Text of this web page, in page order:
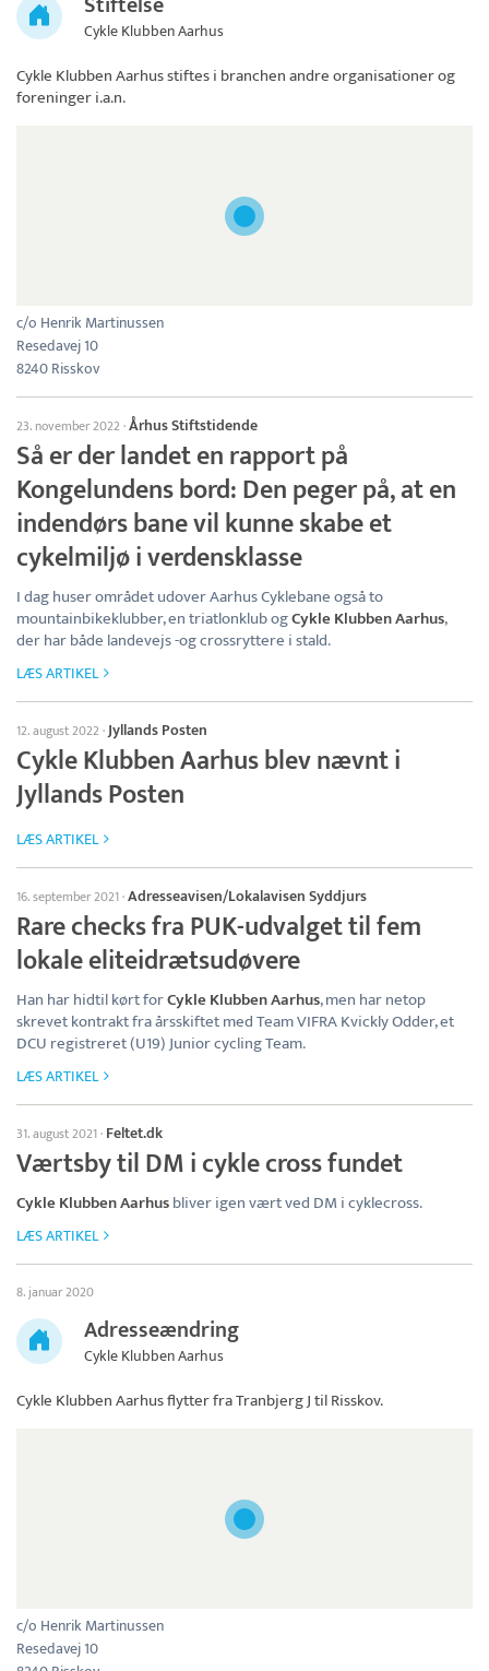
Cykle Klubben Aarhus
Cykle Klubben Aarhusstiftes i branchen andre organisationer og
foreninger i.a.n.
c/o Henrik Martinussen
Resedavej 10
8240 Risskov
23. november 2022·Århus Stiftstidende
Så er der landet en rapport på
Kongelundens bord: Den peger på, at en
indendørs bane vil kunne skabe et
cykelmiljø i verdensklasse
I dag huser området udover Aarhus Cyklebane også to
mountainbikeklubber, en triatlonklub ogCykle Klubben Aarhus,
der har både landevejs -og crossryttere i stald.
LÆS ARTIKEL
12. august 2022·Jyllands Posten
Cykle Klubben Aarhus blev nævnt i
Jyllands Posten
LÆS ARTIKEL
16. september 2021·Adresseavisen/Lokalavisen Syddjurs
Rare checks fra PUK-udvalget til fem
lokale eliteidrætsudøvere
Han har hidtil kørt forCykle Klubben Aarhus, men har netop
skrevet kontrakt fra årsskiftet med Team VIFRA Kvickly Odder, et
DCU registreret (U19) Junior cycling Team.
LÆS ARTIKEL
31. august 2021· Feltet.dk
Værtsby til DM i cykle cross fundet
Cykle Klubben Aarhusbliver igen vært ved DM i cyklecross.
LÆS ARTIKEL
8. januar 2020
Adresseændring
Cykle Klubben Aarhus
Cykle Klubben Aarhusflytter fra Tranbjerg J til Risskov.
c/o Henrik Martinussen
Resedavej 10